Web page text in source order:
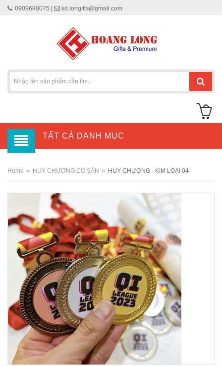
: 0909680075 | kd.longifts@gmail.com
TẤT CẢ DANH MỤC
Home » HUY CHƯƠNG CÓ SẴN » HUY CHƯƠNG - KIM LOẠI 04